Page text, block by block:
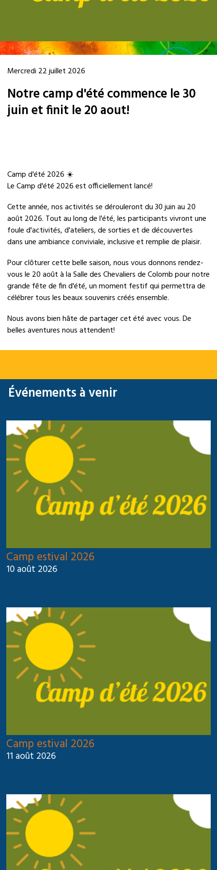
Mercredi 22 juillet 2026
Notre camp d'été commence le 30
juin et finit le 20 aout!
Camp d'été 2026 ☀️
Le Camp d'été 2026 est officiellement lancé!
Cette année, nos activités se dérouleront du 30 juin au 20
août 2026. Tout au long de l'été, les participants vivront une
foule d'activités, d'ateliers, de sorties et de découvertes
dans une ambiance conviviale, inclusive et remplie de plaisir.
Pour clôturer cette belle saison, nous vous donnons rendez-
vous le 20 août à la Salle des Chevaliers de Colomb pour notre
grande fête de fin d'été, un moment festif qui permettra de
célébrer tous les beaux souvenirs créés ensemble.
Nous avons bien hâte de partager cet été avec vous. De
belles aventures nous attendent!
Événements à venir
Camp estival 2026
10 août 2026
Camp estival 2026
11 août 2026